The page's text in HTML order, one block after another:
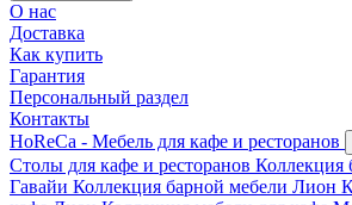
О нас
Доставка
Как купить
Гарантия
Персональный раздел
Контакты
HoReCa - Мебель для кафе и ресторанов
Cтолы для кафе и ресторанов Коллекция
Гавайи Коллекция барной мебели Лион